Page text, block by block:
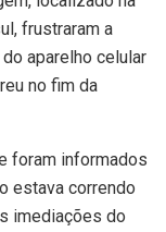
frustraram a
aparelho celular
no fim da
foram informados
estava correndo
imediações do